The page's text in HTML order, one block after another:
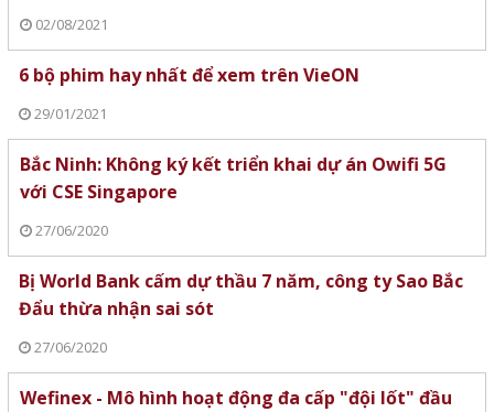
02/08/2021
6 bộ phim hay nhất để xem trên VieON
29/01/2021
Bắc Ninh: Không ký kết triển khai dự án Owifi 5G
với CSE Singapore
27/06/2020
Bị World Bank cấm dự thầu 7 năm, công ty Sao Bắc
Đẩu thừa nhận sai sót
27/06/2020
Wefinex - Mô hình hoạt động đa cấp "đội lốt" đầu